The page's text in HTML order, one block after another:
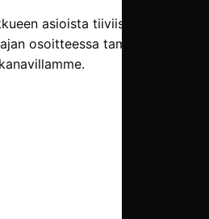
asioista tiiviisti koko
osoitteessa tampereunited.fi